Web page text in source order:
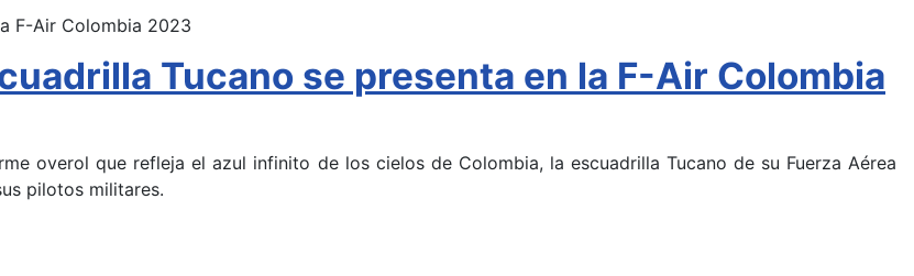
Tucano se presenta en la F-Air Colombia
overol que refleja el azul infinito de los cielos de Colombia, la escuadrilla Tucano de su Fuerza Aérea
pilotos militares.